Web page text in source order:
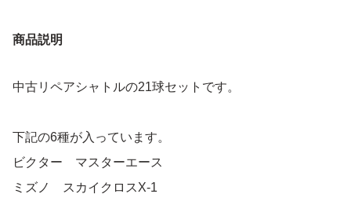
商品説明
中古リペアシャトルの21球セットです。
下記の6種が入っています。
ビクター マスターエース
ミズノ スカイクロスX-1